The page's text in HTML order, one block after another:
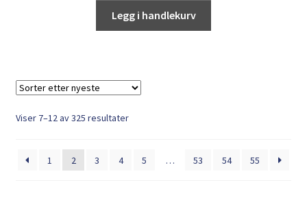
Legg i handlekurv
Viser 7–12 av 325 resultaterSortert
1
2 3 4 5 … 53 54 55